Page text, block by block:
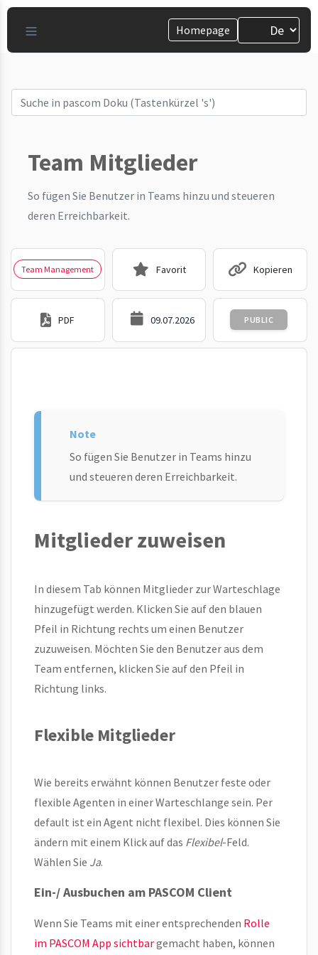
Homepage
Team Mitglieder
So fügen Sie Benutzer in Teams hinzu und steueren
deren Erreichbarkeit.
Team Management Favorit Kopieren
PDF 09.07.2026 PUBLIC
So fügen Sie Benutzer in Teams hinzu
und steueren deren Erreichbarkeit.
Mitglieder zuweisen
In diesem Tab können Mitglieder zur Warteschlage
hinzugefügt werden. Klicken Sie auf den blauen
Pfeil in Richtung rechts um einen Benutzer
zuzuweisen. Möchten Sie den Benutzer aus dem
Team entfernen, klicken Sie auf den Pfeil in
Richtung links.
Flexible Mitglieder
Wie bereits erwähnt können Benutzer feste oder
flexible Agenten in einer Warteschlange sein. Per
default ist ein Agent nicht flexibel. Dies können Sie
ändern mit einem Klick auf das Flexibel-Feld.
Wählen Sie Ja.
Ein-/ Ausbuchen am PASCOM Client
Wenn Sie Teams mit einer entsprechenden Rolle
im PASCOM App sichtbargemacht haben, können